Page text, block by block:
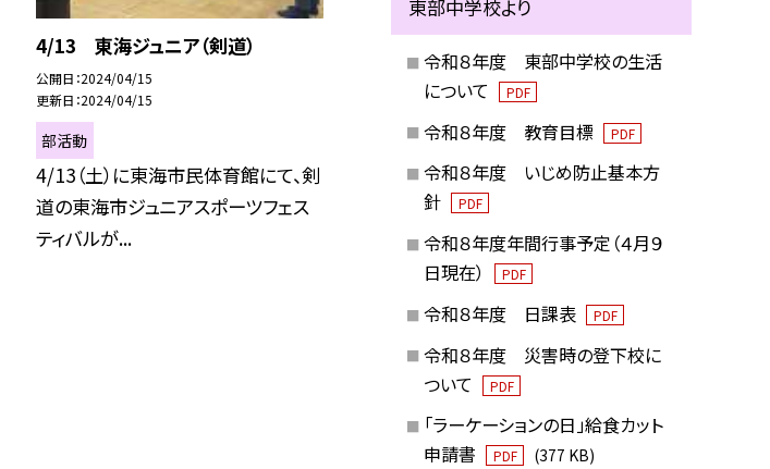
4/13 東海ジュニア（剣道）
公開日 2024/04/15
更新日 2024/04/15
部活動
4/13（土）に東海市民体育館にて、剣
道の東海市ジュニアスポーツフェス
ティバルが...
東部中学校より
令和８年度 東部中学校の生活
について
PDF
令和８年度 教育目標 PDF
令和８年度 いじめ防止基本方
針
PDF
令和８年度年間行事予定（４月９
日現在）
PDF
令和８年度 日課表 PDF
令和８年度 災害時の登下校に
ついて
PDF
「ラーケーションの日」給食カット
申請書
PDF (377 KB)